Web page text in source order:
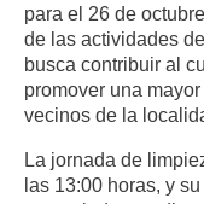
para el 26 de
de las actividades
busca contribuir al
promover una
vecinos de la
La jornada de
las 13:00 horas, y